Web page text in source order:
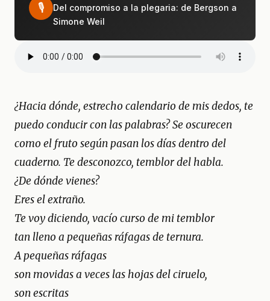
🎙
Del compromiso a la plegaria: de Bergson a
Simone Weil
¿Hacia dónde, estrecho calendario de mis dedos, te
puedo conducir con las palabras? Se oscurecen
como el fruto según pasan los días dentro del
cuaderno. Te desconozco, temblor del habla.
¿De dónde vienes?
Eres el extraño.
Te voy diciendo, vacío curso de mi temblor
tan lleno a pequeñas ráfagas de ternura.
A pequeñas ráfagas
son movidas a veces las hojas del ciruelo,
son escritas